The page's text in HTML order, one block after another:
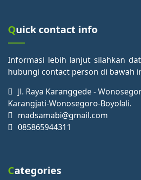
Quick contact info
Informasi lebih lanjut silahkan
hubungi contact person di bawah
Jl. Raya Karanggede -
Karangjati-Wonosegoro-Boyolali.
madsamabi@gmail.com
085865944311
Categories